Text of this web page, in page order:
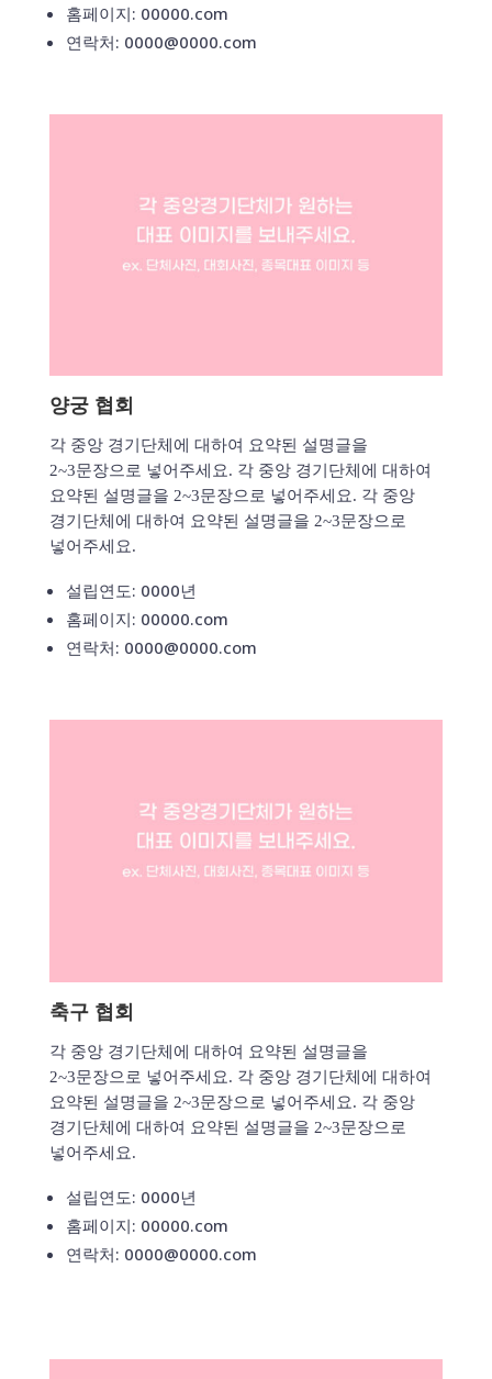
홈페이지: 00000.com
연락처: 0000@0000.com
양궁 협회
각 중앙 경기단체에 대하여 요약된 설명글을
2~3문장으로 넣어주세요. 각 중앙 경기단체에 대하여
요약된 설명글을 2~3문장으로 넣어주세요. 각 중앙
경기단체에 대하여 요약된 설명글을 2~3문장으로
넣어주세요.
설립연도: 0000년
홈페이지: 00000.com
연락처: 0000@0000.com
축구 협회
각 중앙 경기단체에 대하여 요약된 설명글을
2~3문장으로 넣어주세요. 각 중앙 경기단체에 대하여
요약된 설명글을 2~3문장으로 넣어주세요. 각 중앙
경기단체에 대하여 요약된 설명글을 2~3문장으로
넣어주세요.
설립연도: 0000년
홈페이지: 00000.com
연락처: 0000@0000.com